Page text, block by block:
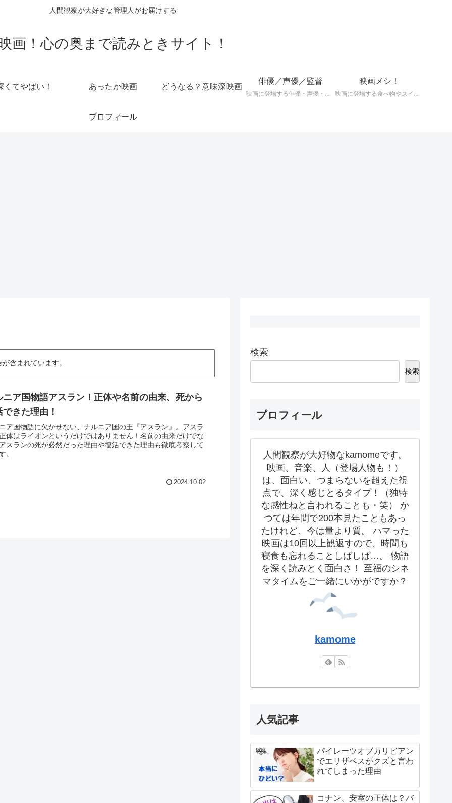
人間観察が大好きな管理人がお届けする
画！心の奥まで読みときサイト！
くてやばい！ あったか映画 どうなる？意味深映画
俳優／声優／監督
映画に登場する俳優・声優・監督の深掘りまとめ記事！
映画メシ！
映画に登場する食べ物やスイーツを深掘り考察！
プロフィール
含まれています。
ニア国物語アスラン！正体や名前の由来、死から
できた理由！
ア国物語に欠かせない、ナルニア国の王『アスラン』。アスラ
体はライオンというだけではありません！名前の由来だけでな
スランの死が必然だった理由や復活できた理由も徹底考察して
。
2024.10.02
検索
検索
プロフィール
人間観察が大好物なkamomeです。
映画、音楽、人（登場人物も！）
は、面白い、つまらないを超えた視
点で、深く感じとるタイプ！（独特
な感性ねと言われることも・笑） か
つては年間で200本見たこともあっ
たけれど、今は量より質。 ハマった
映画は10回以上観返すので、時間も
寝食も忘れることしばしば…。 物語
を深く読みとく面白さ！ 至福のシネ
マタイムをご一緒にいかがですか？
kamome
人気記事
パイレーツオブカリビアン
でエリザベスがクズと言わ
れてしまった理由
コナン、安室の正体は？バ